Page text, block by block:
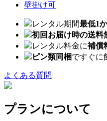
壁掛け可
レンタル期間最低1
初回お届け時の送料
レンタル料金に補償
ピン類同梱ですぐに
よくある質問
プランについて